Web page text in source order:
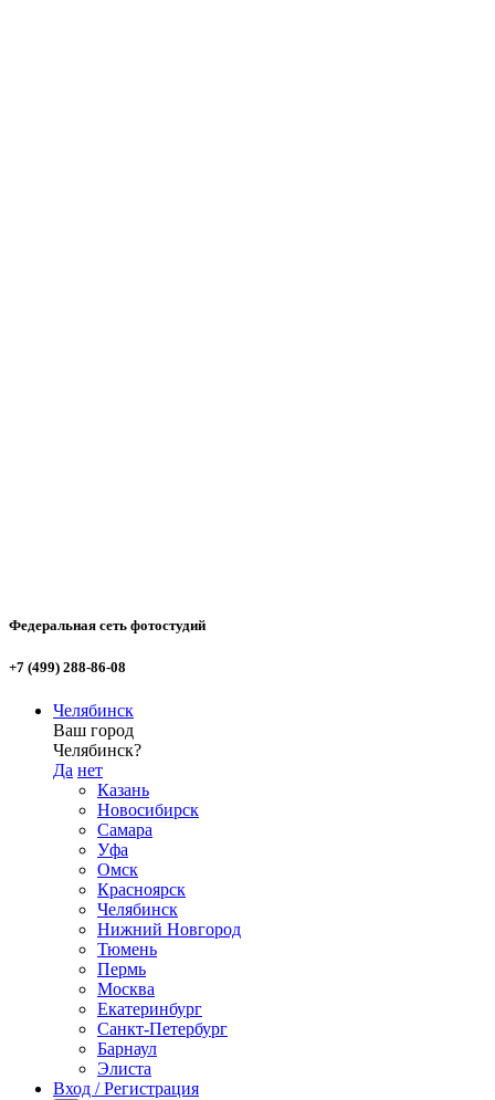
Федеральная сеть фотостудий
+7 (499) 288-86-08
Челябинск
Ваш город
Челябинск?
Да нет
Казань
Новосибирск
Самара
Уфа
Омск
Красноярск
Челябинск
Нижний Новгород
Тюмень
Пермь
Москва
Екатеринбург
Санкт-Петербург
Барнаул
Элиста
Вход / Регистрация